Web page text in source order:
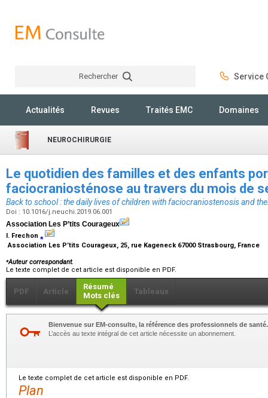
Rechercher Service
Actualités Revues Traités EMC Domaines
NEUROCHIRURGIE
Le quotidien des familles et des enfants
faciocraniosténose au travers du mois de
Back to school : the daily lives of children with faciocraniostenosis and
Doi : 10.1016/j.neuchi.2019.06.001
Association Les P’tits Courageux
I. Frechon ⁎
Association Les P’tits Courageux, 25, rue Kageneck 67000 Strasbourg, France
⁎Auteur correspondant.
Le texte complet de cet article est disponible en PDF.
PDF Article
Résumé
Mots clés
Tableaux
Bienvenue sur EM-consulte, la référence des professionnels de santé.
L’accès au texte intégral de cet article nécessite un abonnement.
Le texte complet de cet article est disponible en PDF.
Plan